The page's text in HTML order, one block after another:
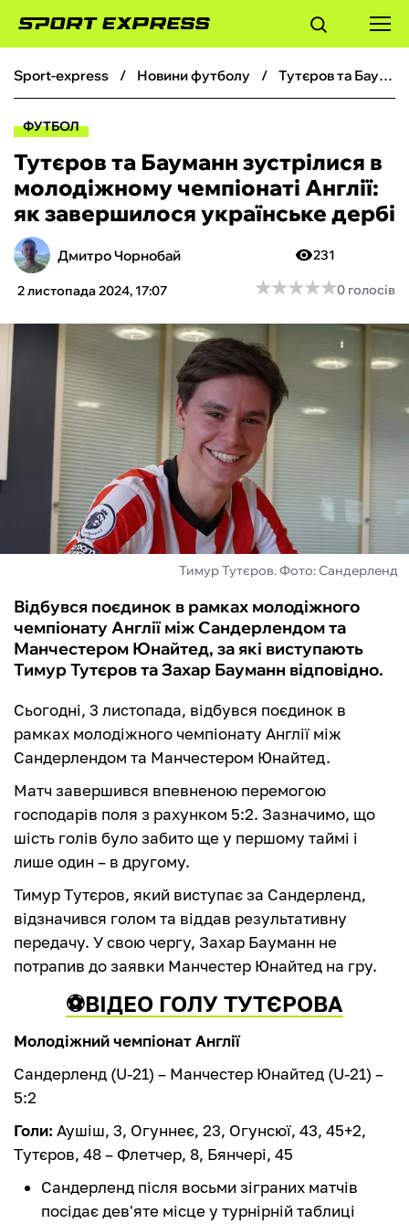
ФУТБОЛ
БОКС
ХОКЕЙ
ТЕНІС
КІБЕРСПОРТ
ЧС-2026
ФУТЗАЛ
ІНШІ
БУКМЕКЕРИ
sport-express новини футболу Тутєров та Бауманн зустрілися в молодіжному чемпіонаті Англії: як завершилося українське дербі
ФУТБОЛ
Тутєров та Бауманн зустрілися в
молодіжному чемпіонаті Англії:
як завершилося українське дербі
Дмитро Чорнобай
2 листопада 2024, 17:07
231
★★★★★
★★★★★0 голосів
Тимур Тутєров. Фото: Сандерленд
Відбувся поєдинок в рамках молодіжного
чемпіонату Англії між Сандерлендом та
Манчестером Юнайтед, за які виступають
Тимур Тутєров та Захар Бауманн відповідно.
Сьогодні, 3 листопада, відбувся поєдинок в
рамках молодіжного чемпіонату Англії між
Сандерлендом та Манчестером Юнайтед.
Матч завершився впевненою перемогою
господарів поля з рахунком 5:2. Зазначимо, що
шість голів було забито ще у першому таймі і
лише один – в другому.
Тимур Тутєров, який виступає за Сандерленд,
відзначився голом та віддав результативну
передачу. У свою чергу, Захар Бауманн не
потрапив до заявки Манчестер Юнайтед на гру.
⚽️ВІДЕО ГОЛУ ТУТЄРОВА
Молодіжний чемпіонат Англії
Сандерленд (U-21) – Манчестер Юнайтед (U-21) –
5:2
Голи: Аушіш, 3, Огуннеє, 23, Огунсюї, 43, 45+2,
Тутєров, 48 – Флетчер, 8, Бянчері, 45
Cандерленд після восьми зіграних матчів
посідає дев'яте місце у турнірній таблиці